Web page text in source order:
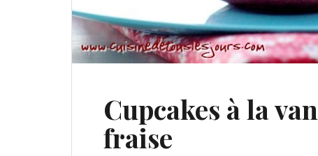
Cupcakes à la
fraise